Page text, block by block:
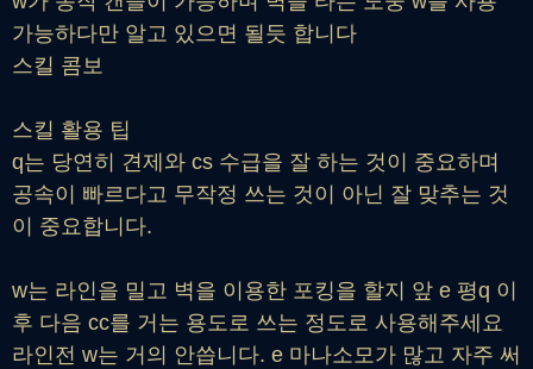
가능하다만 알고 있으면 될듯 합니다
스킬 콤보
스킬 활용 팁
q는 당연히 견제와 cs 수급을 잘 하는 것이 중요하며
공속이 빠르다고 무작정 쓰는 것이 아닌 잘 맞추는 것
이 중요합니다.
w는 라인을 밀고 벽을 이용한 포킹을 할지 앞 e 평q 이
후 다음 cc를 거는 용도로 쓰는 정도로 사용해주세요
라인전 w는 거의 안씁니다. e 마나소모가 많고 자주 써